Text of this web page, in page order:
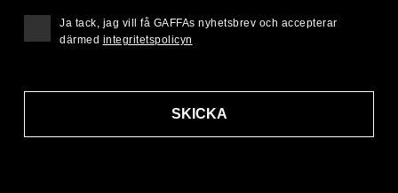
SKICKA
Ja tack, jag vill få GAFFAs nyhetsbrev och accepterar
därmed integritetspolicyn